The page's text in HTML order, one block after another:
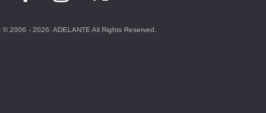
© 2006 - 2026. ADELANTE All Rights Reserved.